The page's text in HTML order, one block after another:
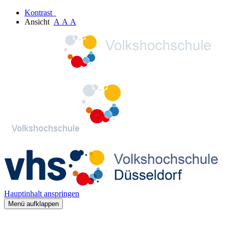
Kontrast
Ansicht A A A
Hauptinhalt anspringen
Menü aufklappen